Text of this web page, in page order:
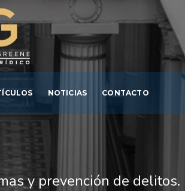
NOTICIAS CONTACTO
y prevención de delitos.